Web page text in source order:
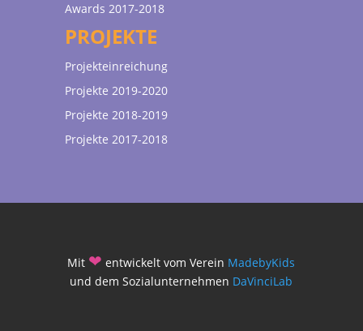
Awards 2017-2018
PROJEKTE
Projekteinreichung
Projekte 2019-2020
Projekte 2018-2019
Projekte 2017-2018
Mit ❤ entwickelt vom Verein MadebyKids
und dem Sozialunternehmen DaVinciLab